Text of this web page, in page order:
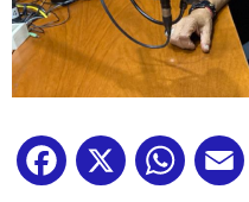
Facebook
X